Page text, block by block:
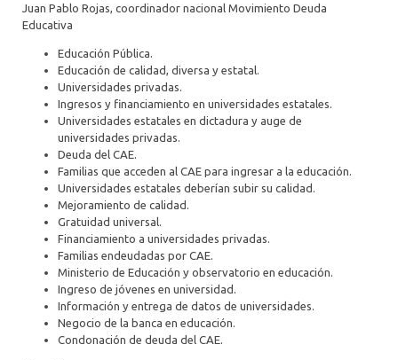
Juan Pablo Rojas, coordinador nacional Movimiento Deuda
Educativa
Educación Pública.
Educación de calidad, diversa y estatal.
Universidades privadas.
Ingresos y financiamiento en universidades estatales.
Universidades estatales en dictadura y auge de
universidades privadas.
Deuda del CAE.
Familias que acceden al CAE para ingresar a la educación.
Universidades estatales deberían subir su calidad.
Mejoramiento de calidad.
Gratuidad universal.
Financiamiento a universidades privadas.
Familias endeudadas por CAE.
Ministerio de Educación y observatorio en educación.
Ingreso de jóvenes en universidad.
Información y entrega de datos de universidades.
Negocio de la banca en educación.
Condonación de deuda del CAE.